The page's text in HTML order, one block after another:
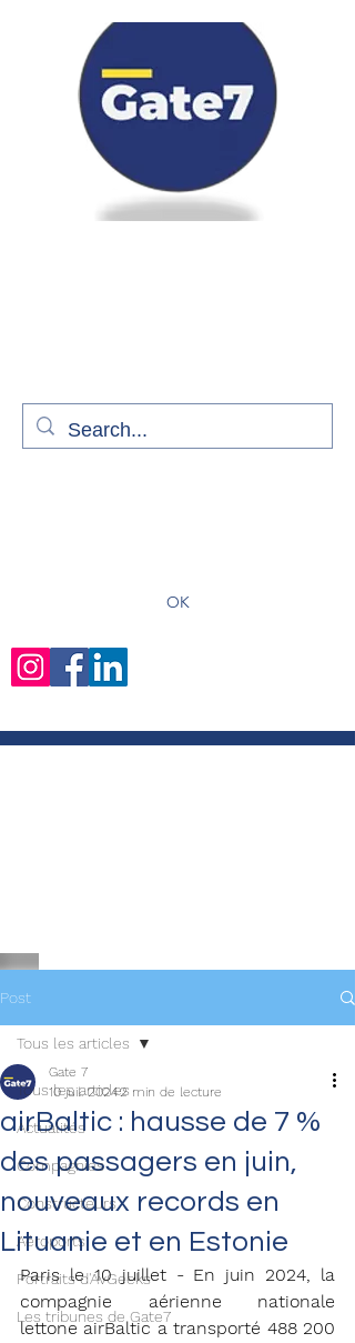
OK
Post
Tous les articles
Actualités
Compagnies
Constructeurs
Aéroports
Portraits d'AvGeeks
Les tribunes de Gate7
Tous les articles
airBaltic : hausse de 7 %
des passagers en juin,
nouveaux records en
Lituanie et en Estonie
Gate 7
10 juil. 20242 min de lecture
Paris le 10 juillet - En juin 2024, la
compagnie aérienne nationale
lettone airBaltic a transporté 488 200